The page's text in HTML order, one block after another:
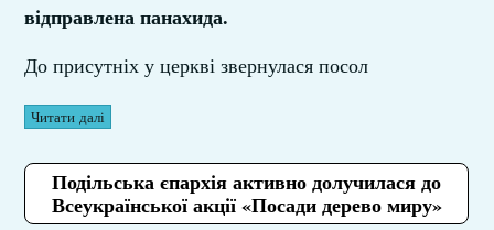
відправлена панахида.
До присутніх у церкві звернулася посол
Читати далі
Подільська єпархія активно долучилася до
Всеукраїнської акції «Посади дерево миру»